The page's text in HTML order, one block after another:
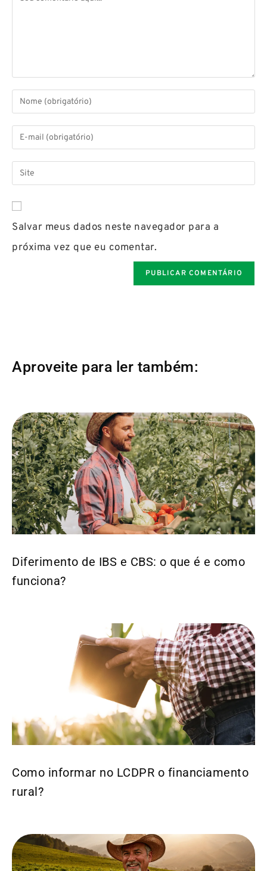
Salvar meus dados neste navegador para a
próxima vez que eu comentar.
Aproveite para ler também:
Diferimento de IBS e CBS: o que é e como
funciona?
Como informar no LCDPR o financiamento
rural?